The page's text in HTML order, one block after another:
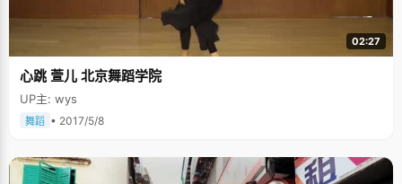
02:27
心跳 萱儿 北京舞蹈学院
UP主: wys
舞蹈 • 2017/5/8